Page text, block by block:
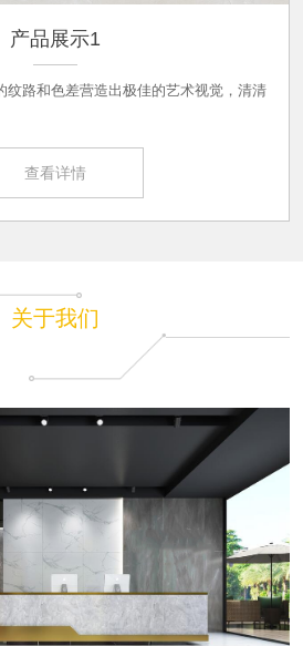
产品展示1
纹路和色差营造出极佳的艺术视觉，清清
查看详情
关于我们